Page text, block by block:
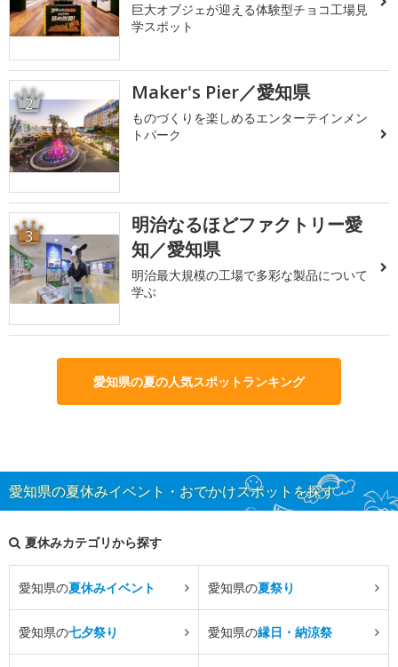
巨大オブジェが迎える体験型チョコ工場見
学スポット
2 Maker's Pier／愛知県
ものづくりを楽しめるエンターテインメン
トパーク
3
明治なるほどファクトリー愛
知／愛知県
明治最大規模の工場で多彩な製品について
学ぶ
愛知県の夏の人気スポットランキング
愛知県の夏休みイベント・おでかけスポットを探す
夏休みカテゴリから探す
愛知県の夏休みイベント 愛知県の夏祭り
愛知県の七夕祭り 愛知県の縁日・納涼祭